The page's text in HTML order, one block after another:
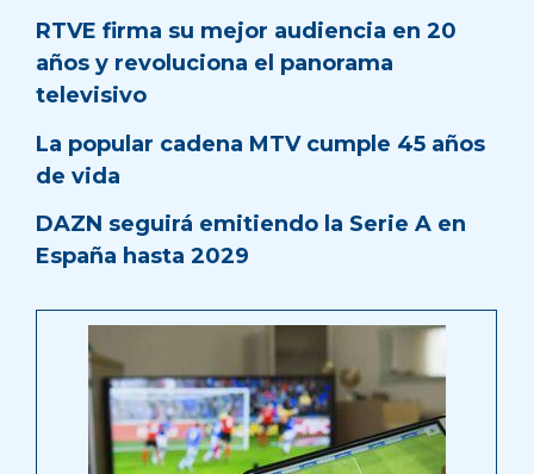
RTVE firma su mejor audiencia en 20
años y revoluciona el panorama
televisivo
La popular cadena MTV cumple 45 años
de vida
DAZN seguirá emitiendo la Serie A en
España hasta 2029